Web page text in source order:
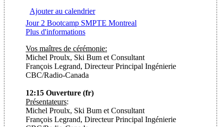
Ajouter au calendrier
Jour 2 Bootcamp SMPTE Montreal
Plus d'informations
Vos maîtres de cérémonie:
Michel Proulx, Ski Bum et Consultant
François Legrand, Directeur Principal Ingénierie
CBC/Radio-Canada
12:15 Ouverture (fr)
Présentateurs:
Michel Proulx, Ski Bum et Consultant
François Legrand, Directeur Principal Ingénierie